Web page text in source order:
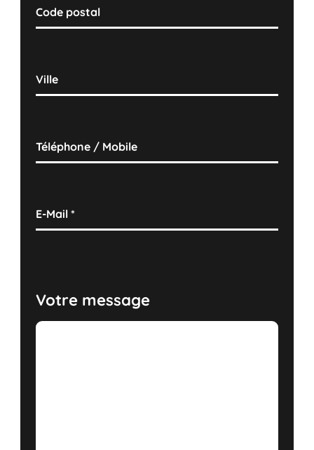
Code postal
Ville
Téléphone / Mobile
E-Mail*
Votre message